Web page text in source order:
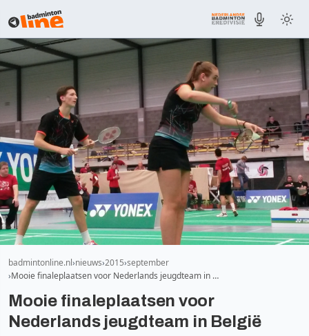
badmintonline.nl nieuws 2015 september
Mooie finaleplaatsen voor Nederlands jeugdteam in …
Mooie finaleplaatsen voor
Nederlands jeugdteam in België